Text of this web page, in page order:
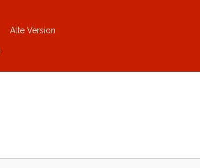
Alte Version